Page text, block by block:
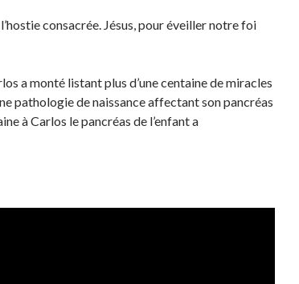
consacrée. Jésus, pour éveiller notre foi
a monté listant plus d’une centaine de miracles
pathologie de naissance affectant son pancréas
à Carlos le pancréas de l’enfant a